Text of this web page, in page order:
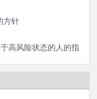
方针
高风险状态的人的指